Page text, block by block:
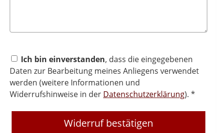
Ich bin einverstanden, dass die eingegebenen
Daten zur Bearbeitung meines Anliegens verwendet
werden (weitere Informationen und
Widerrufshinweise in der Datenschutzerklärung). *
Widerruf bestätigen